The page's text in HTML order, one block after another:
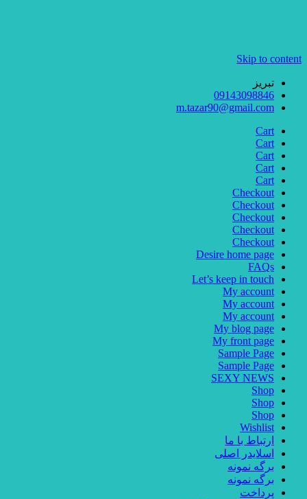
Skip to content
تبریز
09143098846
m.tazar90@gmail.com
Cart
Cart
Cart
Cart
Cart
Checkout
Checkout
Checkout
Checkout
Checkout
Desire home page
FAQs
Let’s keep in touch
My account
My account
My account
My blog page
My front page
Sample Page
Sample Page
SEXY NEWS
Shop
Shop
Shop
Wishlist
ارتباط با ما
اسلایدر اصلی
برگه نمونه
برگه نمونه
پرداخت